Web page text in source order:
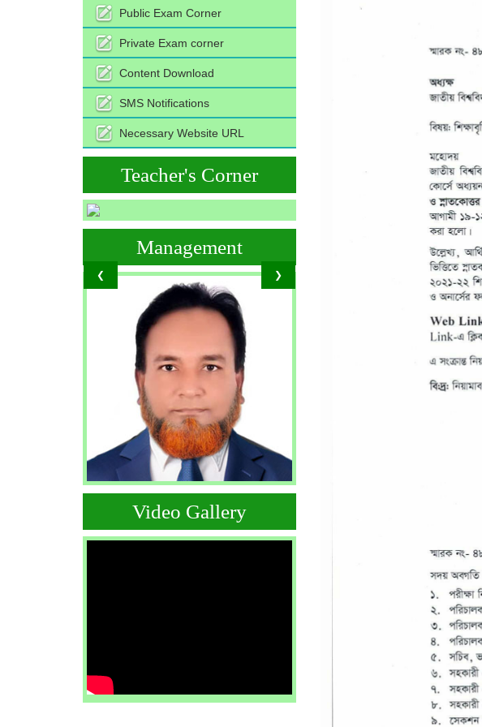
Public Exam Corner
Private Exam corner
Content Download
SMS Notifications
Necessary Website URL
Teacher's Corner
❮ ❯
Management
Video Gallery